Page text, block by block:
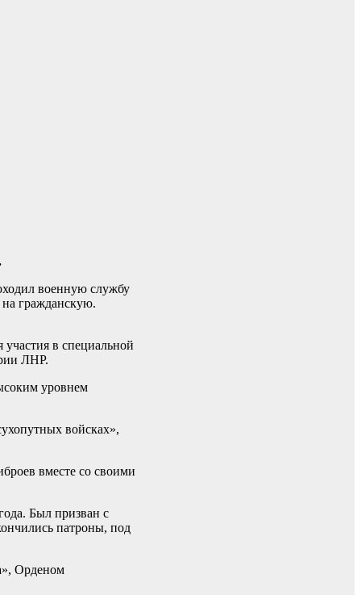
военную службу
гражданскую.
в специальной
ЛНР.
уровнем
войсках»,
вместе со своими
Был призван с
патроны, под
Орденом